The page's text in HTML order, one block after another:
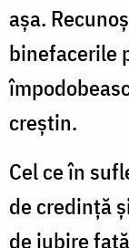
aşa.
binefacerile
creştin.
Cel ce în
de credinţă
de iubire